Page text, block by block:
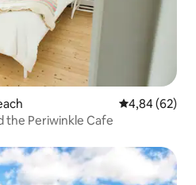
Gemiddelde
4,84 (62)
the Periwinkle Cafe